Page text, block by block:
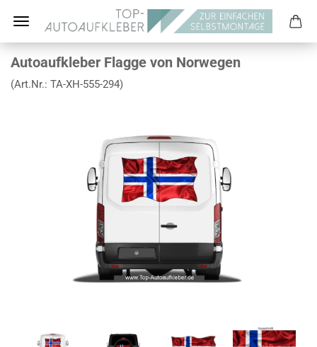
Autoaufkleber Flagge von Norwegen
(Art.Nr.: TA-XH-555-294)